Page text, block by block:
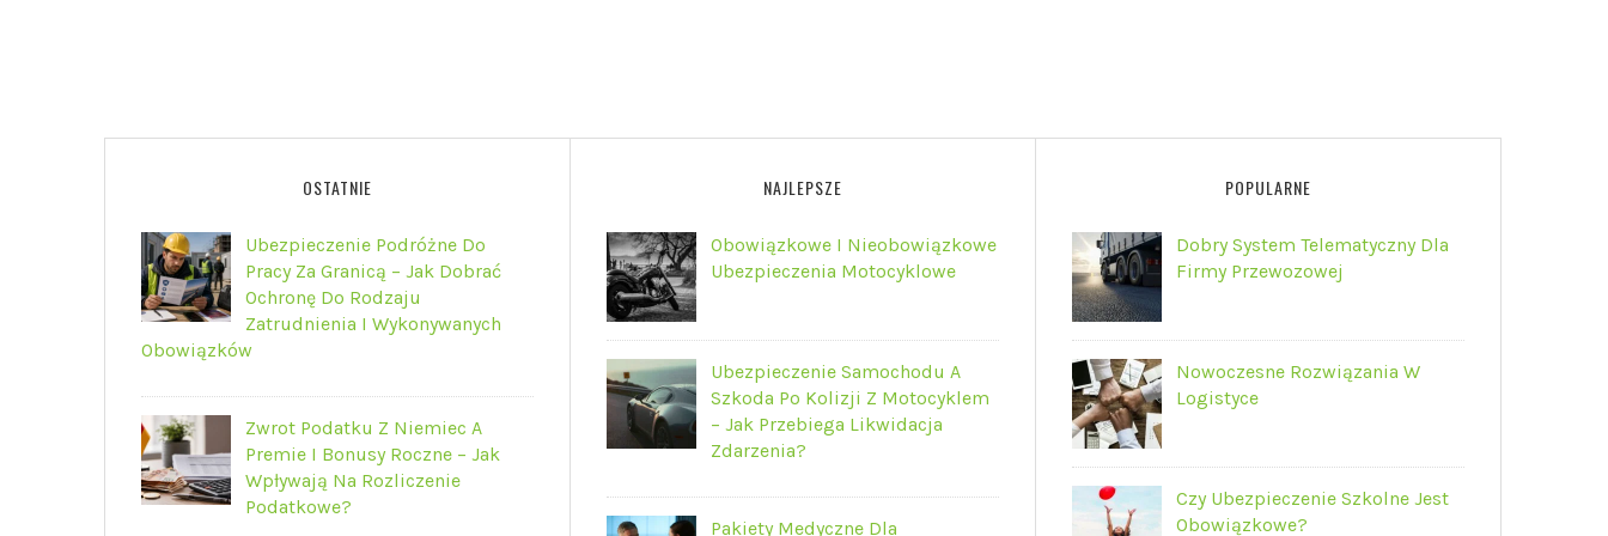
OSTATNIE
Ubezpieczenie Podróżne Do
Pracy Za Granicą – Jak Dobrać
Ochronę Do Rodzaju
Zatrudnienia I Wykonywanych
Obowiązków
Zwrot Podatku Z Niemiec A
Premie I Bonusy Roczne – Jak
Wpływają Na Rozliczenie
Podatkowe?
NAJLEPSZE
Obowiązkowe I Nieobowiązkowe
Ubezpieczenia Motocyklowe
Ubezpieczenie Samochodu A
Szkoda Po Kolizji Z Motocyklem
– Jak Przebiega Likwidacja
Zdarzenia?
Pakiety Medyczne Dla
POPULARNE
Dobry System Telematyczny Dla
Firmy Przewozowej
Nowoczesne Rozwiązania W
Logistyce
Czy Ubezpieczenie Szkolne Jest
Obowiązkowe?